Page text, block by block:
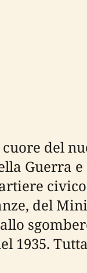
del
Guerra e
del
1935.